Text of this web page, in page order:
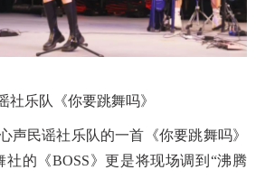
社乐队《你要跳舞吗》
声民谣社乐队的一首《你要跳舞吗》
社的《BOSS》更是将现场调到“沸腾